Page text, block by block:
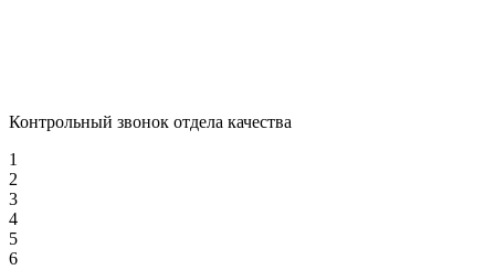
Контрольный звонок отдела качества
1
2
3
4
5
6